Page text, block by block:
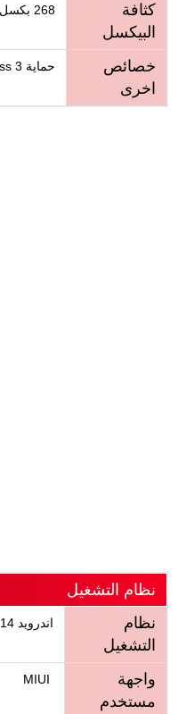
كثافة
البيكسل
268 بكسل في البوصة
خصائص
اخرى
حماية Corning Gorilla Glass 3 .
نظام التشغيل
نظام
التشغيل
اندرويد 14
واجهة
مستخدم